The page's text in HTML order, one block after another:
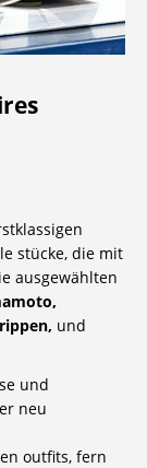
stücke, die mit
ausgewählten
und
und
neu
outfits, fern